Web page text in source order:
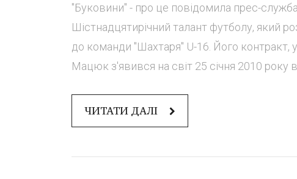
"Буковини" - про це повідомила прес-
Шістнадцятирічний талант футболу, який
до команди "Шахтаря" U-16. Його контракт,
Мацюк з'явився на світ 25 січня 2010 року
ЧИТАТИ ДАЛІ